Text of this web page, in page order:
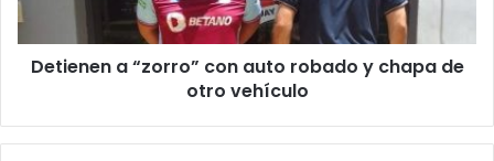
Detienen a “zorro” con auto robado y chapa de
otro vehículo